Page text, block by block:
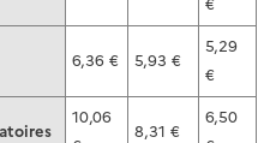
6,36 € 5,93 €
5,29
€
10,06
8,31 €
6,50